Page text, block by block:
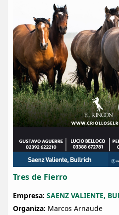
Tres de Fierro
Empresa: SAENZ VALIENTE,
Organiza: Marcos Arnaude